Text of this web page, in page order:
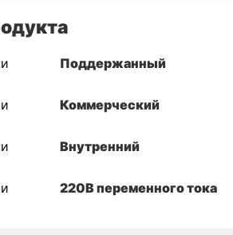
Поддержанный
Коммерческий
Внутренний
220В переменного тока